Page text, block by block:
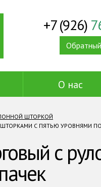
+7 (926)
О нас
ШТОРКОЙ
С ПЯТЬЮ УРОВНЯМИ
с